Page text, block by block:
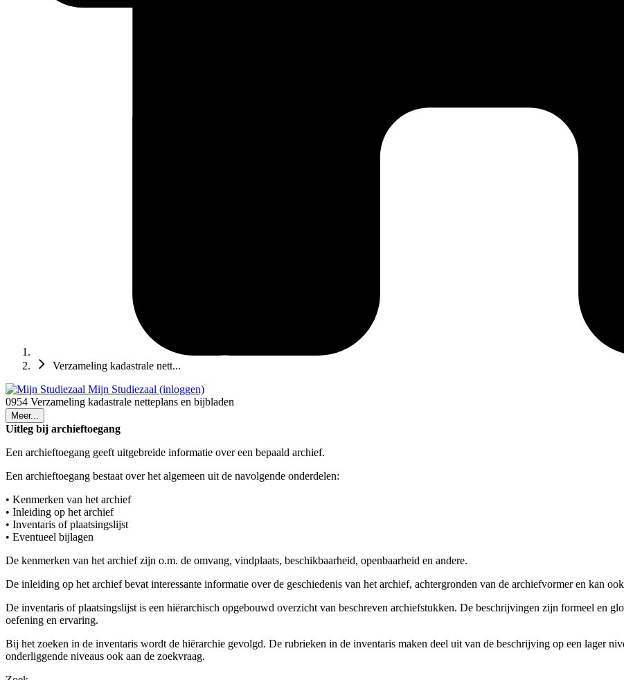
Verzameling kadastrale nett...
Mijn Studiezaal (inloggen)
0954 Verzameling kadastrale netteplans en bijbladen
Meer...
Uitleg bij archieftoegang
Een archieftoegang geeft uitgebreide informatie over een bepaald archief.
Een archieftoegang bestaat over het algemeen uit de navolgende onderdelen:
• Kenmerken van het archief
• Inleiding op het archief
• Inventaris of plaatsingslijst
• Eventueel bijlagen
De kenmerken van het archief zijn o.m. de omvang, vindplaats, beschikbaarheid, openbaarheid en andere.
De inleiding op het archief bevat interessante informatie over de geschiedenis van het archief, achtergronden van de archiefvormer en kan
De inventaris of plaatsingslijst is een hiërarchisch opgebouwd overzicht van beschreven archiefstukken. De beschrijvingen zijn formeel en
oefening en ervaring.
Bij het zoeken in de inventaris wordt de hiërarchie gevolgd. De rubrieken in de inventaris maken deel uit van de beschrijving op een lager
onderliggende niveaus ook aan de zoekvraag.